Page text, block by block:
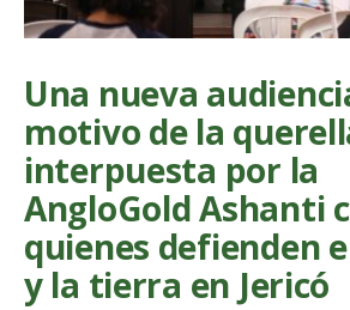
Una nueva
motivo de la
interpuesta por la
AngloGold Ashanti
quienes defienden
y la tierra en Jericó